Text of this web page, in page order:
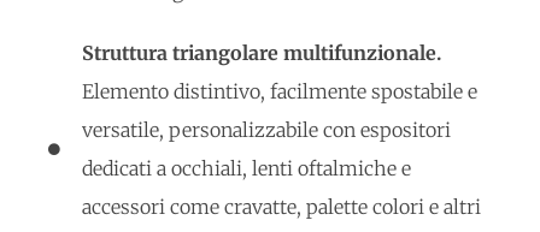
Struttura triangolare multifunzionale.
Elemento distintivo, facilmente spostabile e
versatile, personalizzabile con espositori
dedicati a occhiali, lenti oftalmiche e
accessori come cravatte, palette colori e altri